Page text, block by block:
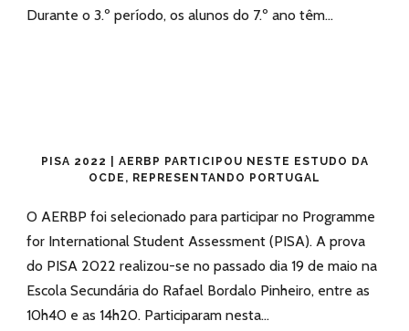
Durante o 3.º período, os alunos do 7.º ano têm...
PISA 2022 | AERBP PARTICIPOU NESTE ESTUDO DA
OCDE, REPRESENTANDO PORTUGAL
O AERBP foi selecionado para participar no Programme
for International Student Assessment (PISA). A prova
do PISA 2022 realizou-se no passado dia 19 de maio na
Escola Secundária do Rafael Bordalo Pinheiro, entre as
10h40 e as 14h20. Participaram nesta...